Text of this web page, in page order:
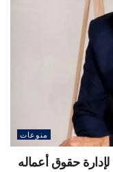
منوعات
حقوق أعماله